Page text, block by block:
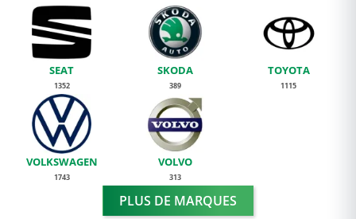
SEAT
1352
SKODA
389
TOYOTA
1115
VOLKSWAGEN
1743
VOLVO
313
PLUS DE MARQUES